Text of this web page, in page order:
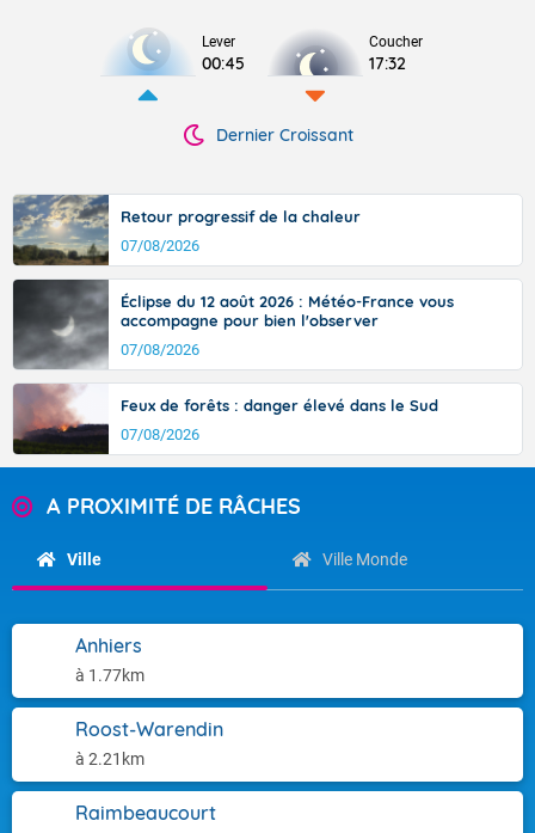
Lever
00:45
Coucher
17:32
Dernier Croissant
Retour progressif de la chaleur
07/08/2026
Éclipse du 12 août 2026 : Météo-France vous
accompagne pour bien l'observer
07/08/2026
Feux de forêts : danger élevé dans le Sud
07/08/2026
A PROXIMITÉ DE RÂCHES
Ville Ville Monde
Anhiers
à 1.77km
Roost-Warendin
à 2.21km
Raimbeaucourt